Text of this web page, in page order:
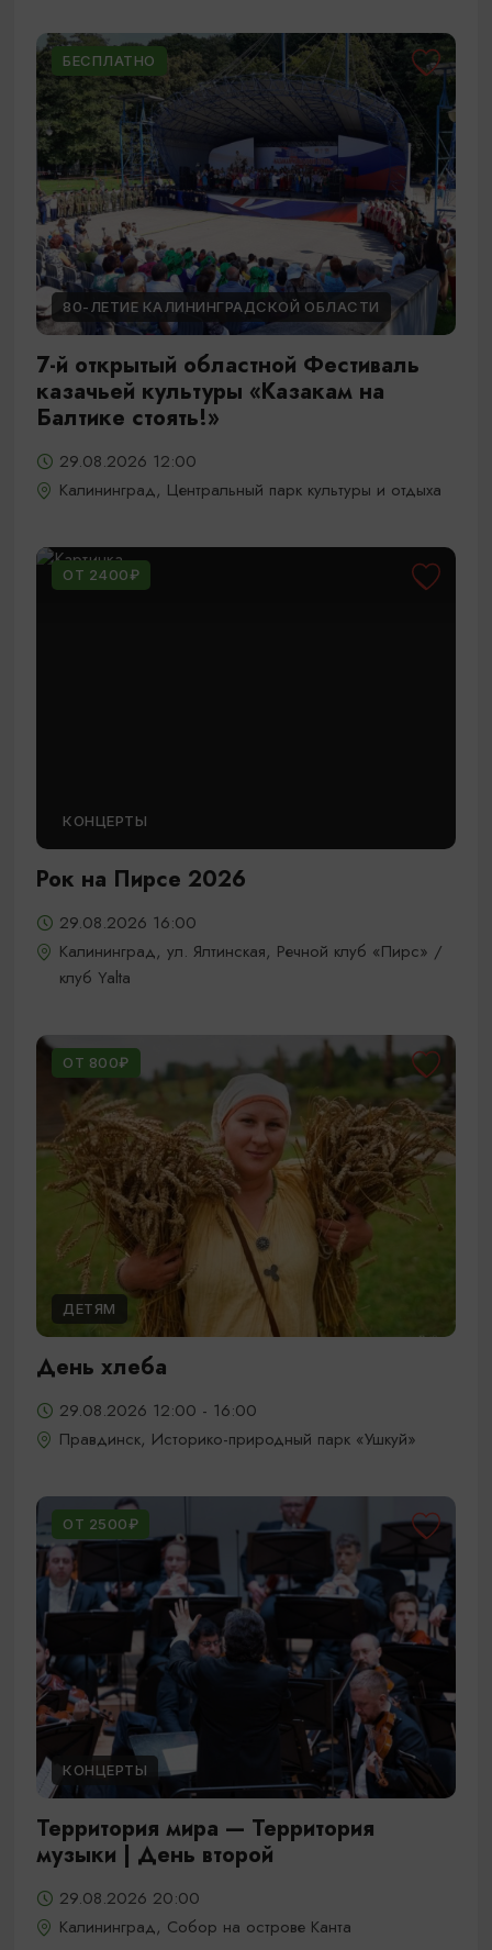
БЕСПЛАТНО
80-ЛЕТИЕ КАЛИНИНГРАДСКОЙ ОБЛАСТИ
7-й открытый областной Фестиваль
казачьей культуры «Казакам на
Балтике стоять!»
29.08.2026 12:00
Калининград, Центральный парк культуры и отдыха
ОТ 2400₽
КОНЦЕРТЫ
Рок на Пирсе 2026
29.08.2026 16:00
Калининград, ул. Ялтинская, Речной клуб «Пирс» /
клуб Yalta
ОТ 800₽
ДЕТЯМ
День хлеба
29.08.2026 12:00 - 16:00
Правдинск, Историко-природный парк «Ушкуй»
ОТ 2500₽
КОНЦЕРТЫ
Территория мира — Территория
музыки | День второй
29.08.2026 20:00
Калининград, Собор на острове Канта